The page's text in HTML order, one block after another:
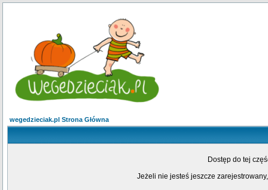
wegedzieciak.pl Strona Główna
Dostęp do tej
Jeżeli nie jesteś jeszcze